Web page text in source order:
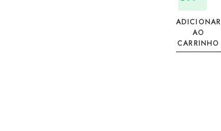
ADICIONAR
AO
CARRINHO